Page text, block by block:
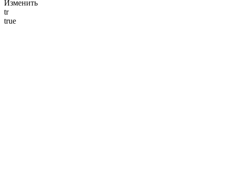
Изменить
tr
true